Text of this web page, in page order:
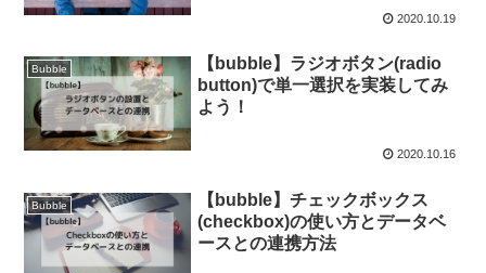
2020.10.19
Bubble
【bubble】ラジオボタン(radio
button)で単一選択を実装してみ
よう！
2020.10.16
Bubble
【bubble】チェックボックス
(checkbox)の使い方とデータベ
ースとの連携方法